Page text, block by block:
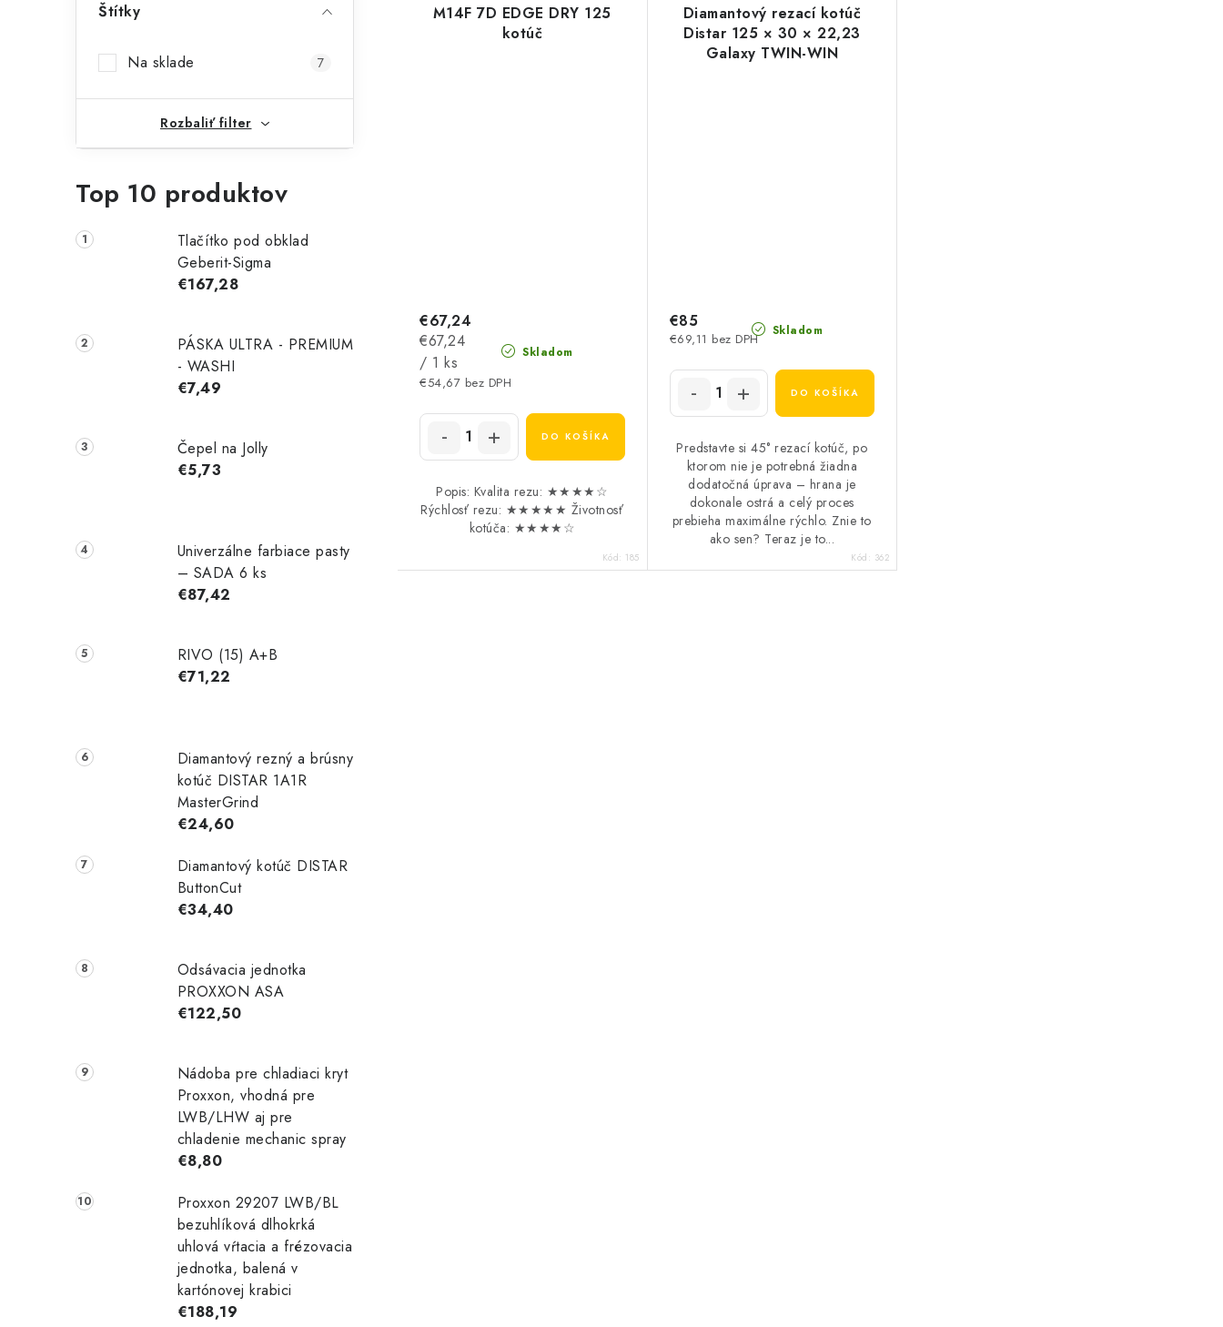
Štítky
Na sklade 7
Rozbaliť filter
Top 10 produktov
Tlačítko pod obklad
Geberit-Sigma
€167,28
PÁSKA ULTRA - PREMIUM
- WASHI
€7,49
Čepel na Jolly
€5,73
Univerzálne farbiace pasty
– SADA 6 ks
€87,42
RIVO (15) A+B
€71,22
Diamantový rezný a brúsny
kotúč DISTAR 1A1R
MasterGrind
€24,60
Diamantový kotúč DISTAR
ButtonCut
€34,40
Odsávacia jednotka
PROXXON ASA
€122,50
Nádoba pre chladiaci kryt
Proxxon, vhodná pre
LWB/LHW aj pre
chladenie mechanic spray
€8,80
Proxxon 29207 LWB/BL
bezuhlíková dlhokrká
uhlová vŕtacia a frézovacia
jednotka, balená v
kartónovej krabici
€188,19
M14F 7D EDGE DRY 125
kotúč
Skladom
€54,67 bez DPH
€67,24
Jednotková
cena:
€67,24
/ 1 ks
DO KOŠÍKA
Popis: Kvalita rezu: ★★★★☆
Rýchlosť rezu: ★★★★★ Životnosť
kotúča: ★★★★☆
Kód: 185
Diamantový rezací kotúč
Distar 125 × 30 × 22,23
Galaxy TWIN-WIN
Skladom
€69,11 bez DPH
€85
DO KOŠÍKA
Predstavte si 45° rezací kotúč, po
ktorom nie je potrebná žiadna
dodatočná úprava – hrana je
dokonale ostrá a celý proces
prebieha maximálne rýchlo. Znie to
ako sen? Teraz je to...
Kód: 362